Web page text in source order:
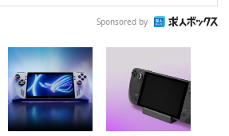
Sponsored by